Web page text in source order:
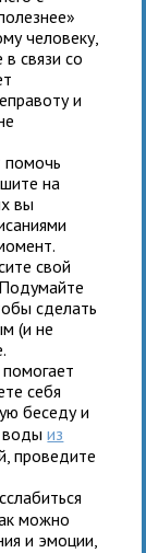
человеку,
связи со
и
помочь
на
вы
свой
сделать
(и не
себя
беседу и
водыиз
проведите
можно
и эмоции,